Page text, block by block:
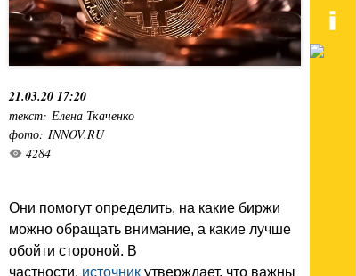
21.03.20 17:20
текст: Елена Ткаченко
фото: INNOV.RU
4284
Они помогут определить, на какие биржи
можно обращать внимание, а какие лучше
обойти стороной. В
частности, источник утверждает, что важны